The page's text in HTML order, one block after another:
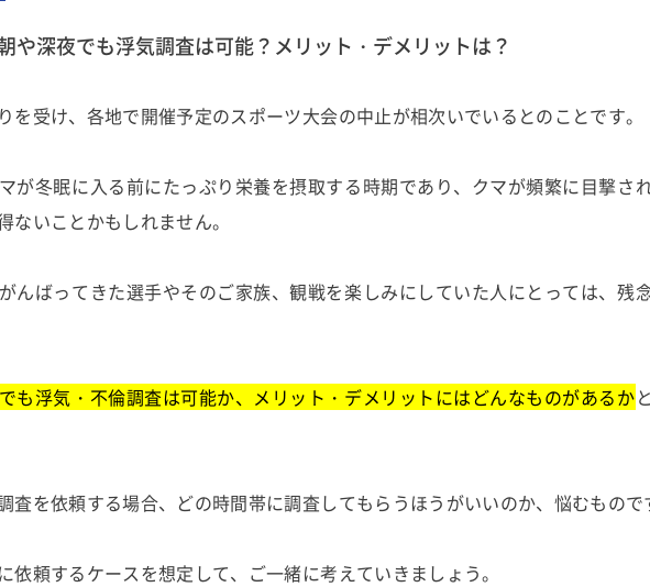
や深夜でも浮気調査は可能？メリット・デメリットは？
を受け、各地で開催予定のスポーツ大会の中止が相次いでいるとのことです。
が冬眠に入る前にたっぷり栄養を摂取する時期であり、クマが頻繁に目撃さ
いことかもしれません。
んばってきた選手やそのご家族、観戦を楽しみにしていた人にとっては、残
も浮気・不倫調査は可能か、メリット・デメリットにはどんなものがあるか
査を依頼する場合、どの時間帯に調査してもらうほうがいいのか、悩むもので
依頼するケースを想定して、ご一緒に考えていきましょう。